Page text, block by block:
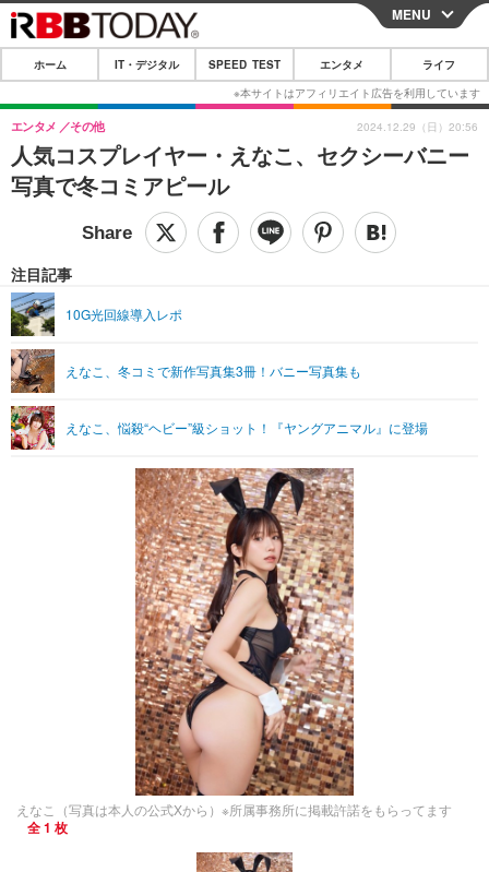
CLOSE
ホーム
IT・デジタル
IT・デジタルTOP スマートフォン
ショッピング その他
SPEED TEST
エンタメTOP 映画・ドラマ
グラビア ブログ
ショッピング その他
ライフTOP
リリース一覧
プッシュ通知の停止方法
MENU
ホーム IT・デジタル SPEED TEST エンタメ ライフ
人気コスプレイヤー・えなこ、セクシーバニー
写真で冬コミアピール
エンタメ その他
注目記事
10G光回線導入レポ
えなこ、冬コミで新作写真集3冊！バニー写真集も
えなこ、悩殺“ヘビー”級ショット！『ヤングアニマル』に登場
2024.12.29（日）20:56
えなこ（写真は本人の公式Xから）※所属事務所に掲載許諾をもらってます
全 1 枚